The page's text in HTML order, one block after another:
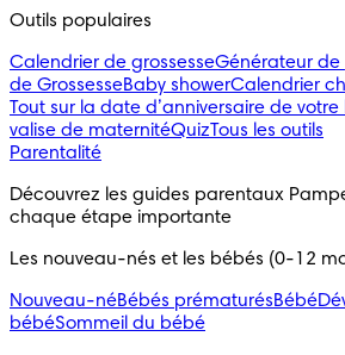
Outils populaires
Calendrier de grossesseGénérateur de
de GrossesseBaby showerCalendrier
Tout sur la date d’anniversaire de
valise de maternitéQuizTous les outils
Parentalité
Découvrez les guides parentaux
chaque étape importante
Les nouveau-nés et les bébés (0-12
Nouveau-néBébés prématurésBébé
bébéSommeil du bébé